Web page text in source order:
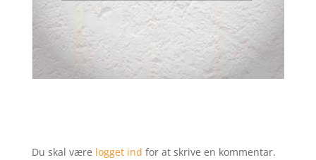
Du skal være logget ind for at skrive en kommentar.